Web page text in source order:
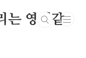
는 영원같